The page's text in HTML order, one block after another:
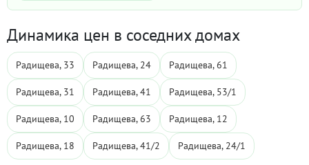
Динамика цен в соседних домах
Радищева, 33 Радищева, 24 Радищева, 61
Радищева, 31 Радищева, 41 Радищева, 53/1
Радищева, 10 Радищева, 63 Радищева, 12
Радищева, 18 Радищева, 41/2 Радищева, 24/1